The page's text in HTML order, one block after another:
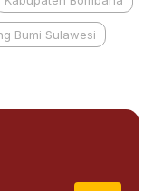
Bumi Sulawesi